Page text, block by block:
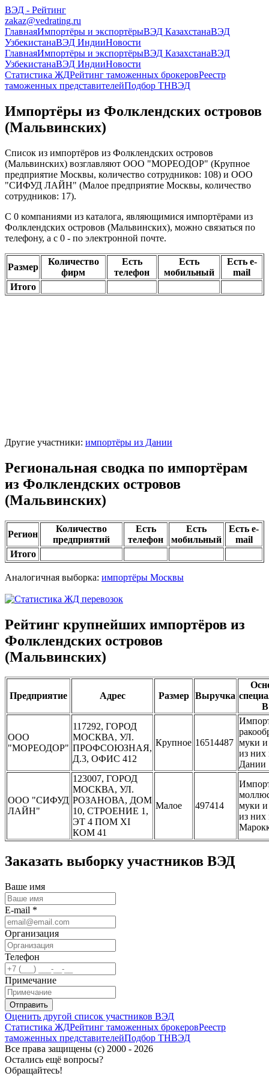
ВЭД - Рейтинг
zakaz@vedrating.ru
ГлавнаяИмпортёры и экспортёрыВЭД КазахстанаВЭД
УзбекистанаВЭД ИндииНовости
ГлавнаяИмпортёры и экспортёрыВЭД КазахстанаВЭД
УзбекистанаВЭД ИндииНовости
Статистика ЖДРейтинг таможенных брокеровРеестр
таможенных представителейПодбор ТНВЭД
Импортёры из Фолклендских островов
(Мальвинских)
Список из импортёров из Фолклендских островов
(Мальвинских) возглавляют ООО "МОРЕОДОР" (Крупное
предприятие Москвы, количество сотрудников: 108) и ООО
"СИФУД ЛАЙН" (Малое предприятие Москвы, количество
сотрудников: 17).
С 0 компаниями из каталога, являющимися импортёрами из
Фолклендских островов (Мальвинских), можно связаться по
телефону, а с 0 - по электронной почте.
Размер
Количество
фирм
Есть
телефон
Есть
мобильный
Есть e-
mail
Итого
Другие участники: импортёры из Дании
Региональная сводка по импортёрам
из Фолклендских островов
(Мальвинских)
Регион
Количество
предприятий
Есть
телефон
Есть
мобильный
Есть e-
mail
Итого
Аналогичная выборка: импортёры Москвы
Рейтинг крупнейших импортёров из
Фолклендских островов
(Мальвинских)
Предприятие Адрес Размер Выручка
ООО
"МОРЕОДОР"
117292, ГОРОД
МОСКВА, УЛ.
ПРОФСОЮЗНАЯ,
Д.3, ОФИС 412
Крупное 16514487 муки и
из них
Дании
ООО "СИФУД
ЛАЙН"
123007, ГОРОД
МОСКВА, УЛ.
РОЗАНОВА, ДОМ
10, СТРОЕНИЕ 1,
ЭТ 4 ПОМ XI
КОМ 41
Малое 497414
муки и
из них
Заказать выборку участников ВЭД
Ваше имя
E-mail *
Организация
Телефон
Примечание
Отправить
Оценить другой список участников ВЭД
Статистика ЖДРейтинг таможенных брокеровРеестр
таможенных представителейПодбор ТНВЭД
Все права защищены (с) 2000 - 2026
Остались ещё вопросы?
Обращайтесь!